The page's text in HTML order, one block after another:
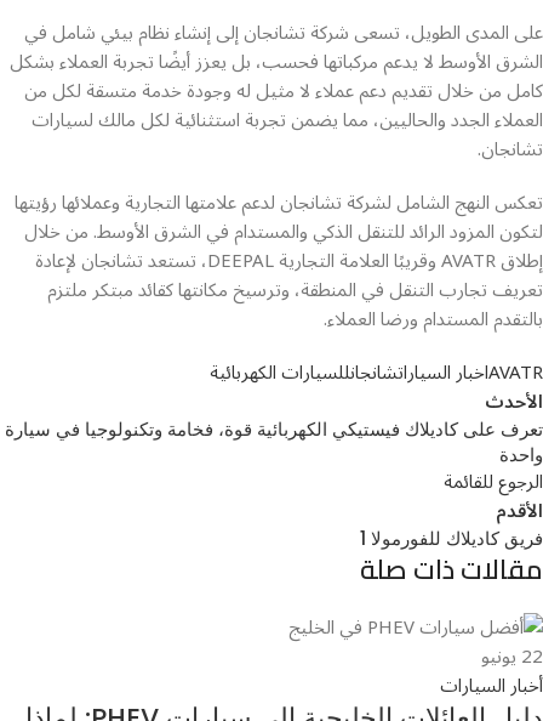
على المدى الطويل، تسعى شركة تشانجان إلى إنشاء نظام بيئي شامل في
الشرق الأوسط لا يدعم مركباتها فحسب، بل يعزز أيضًا تجربة العملاء بشكل
كامل من خلال تقديم دعم عملاء لا مثيل له وجودة خدمة متسقة لكل من
العملاء الجدد والحاليين، مما يضمن تجربة استثنائية لكل مالك لسيارات
تشانجان.
تعكس النهج الشامل لشركة تشانجان لدعم علامتها التجارية وعملائها رؤيتها
لتكون المزود الرائد للتنقل الذكي والمستدام في الشرق الأوسط. من خلال
إطلاق AVATR وقريبًا العلامة التجارية DEEPAL، تستعد تشانجان لإعادة
تعريف تجارب التنقل في المنطقة، وترسيخ مكانتها كقائد مبتكر ملتزم
بالتقدم المستدام ورضا العملاء.
AVATRاخبار السياراتشانجانللسيارات الكهربائية
الأحدث
تعرف على كاديلاك فيستيكي الكهربائية قوة، فخامة وتكنولوجيا في سيارة
واحدة
الرجوع للقائمة
الأقدم
فريق كاديلاك للفورمولا 1
مقالات ذات صلة
22يونيو
أخبار السيارات